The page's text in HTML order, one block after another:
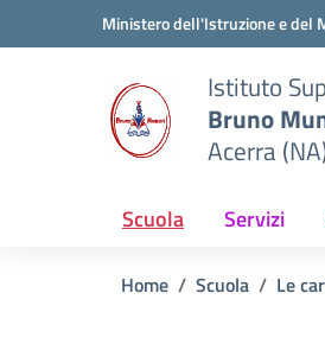
Vai ai contenuti
Vai al menu di navigazioneMinistero dell'Istruzione e del
Istituto
Bruno
Acerra
Scuola Servizi
Home Scuola Le